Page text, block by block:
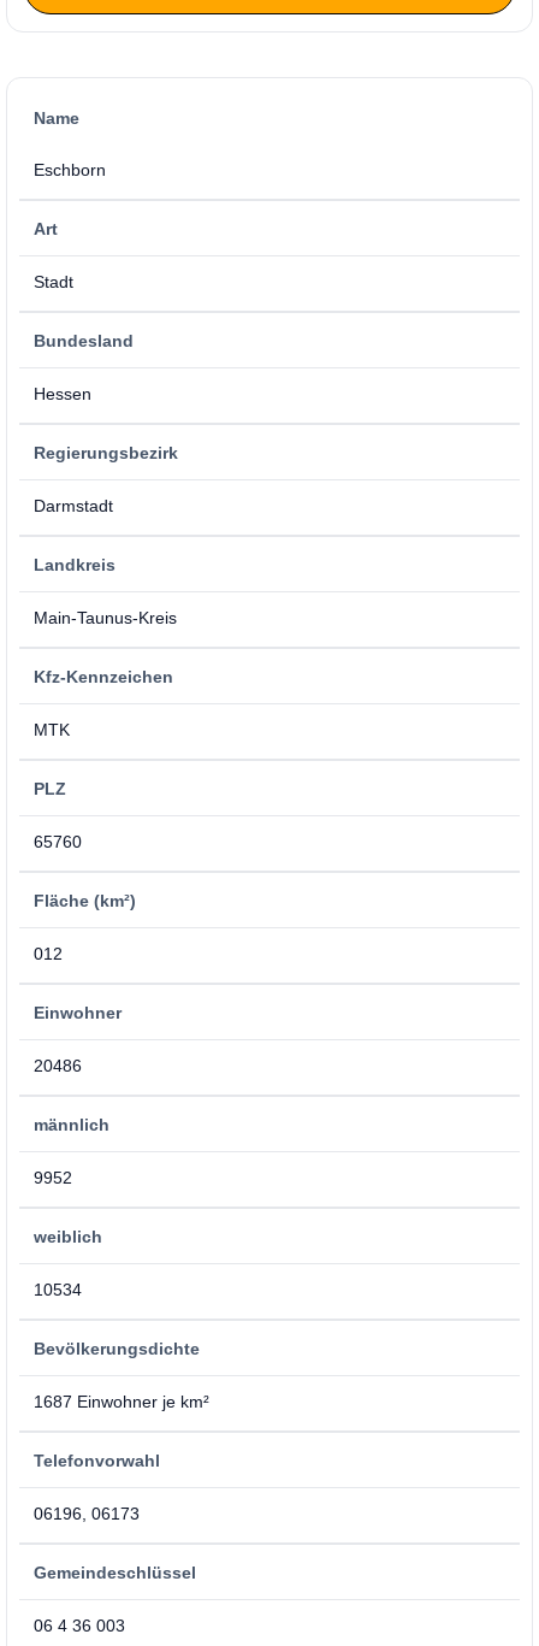
Name
Eschborn
Art
Stadt
Bundesland
Hessen
Regierungsbezirk
Darmstadt
Landkreis
Main-Taunus-Kreis
Kfz-Kennzeichen
MTK
PLZ
65760
Fläche (km²)
012
Einwohner
20486
männlich
9952
weiblich
10534
Bevölkerungsdichte
1687 Einwohner je km²
Telefonvorwahl
06196, 06173
Gemeindeschlüssel
06 4 36 003